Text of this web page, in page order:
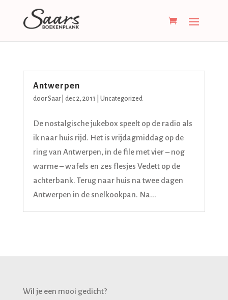
Antwerpen
doorSaar| dec 2, 2013 Uncategorized
De nostalgische jukebox speelt op de radio als
ik naar huis rijd. Het is vrijdagmiddag op de
ring van Antwerpen, in de file met vier – nog
warme – wafels en zes flesjes Vedett op de
achterbank. Terug naar huis na twee dagen
Antwerpen in de snelkookpan. Na...
Wil je een mooi gedicht?